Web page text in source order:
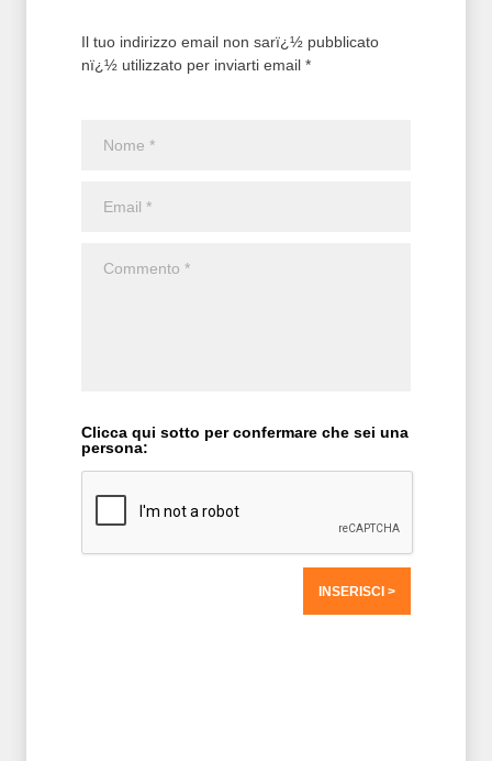
Il tuo indirizzo email non sarï¿½ pubblicato
nï¿½ utilizzato per inviarti email *
Clicca qui sotto per confermare che sei una
persona: